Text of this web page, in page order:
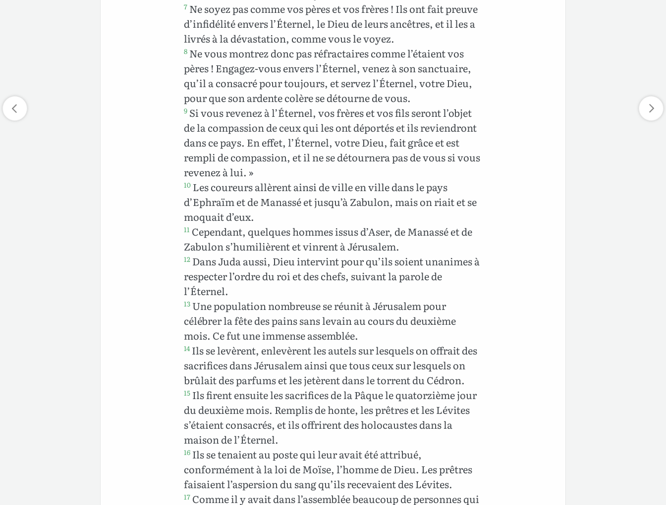
7 Ne soyez pas comme vos pères et vos frères ! Ils ont fait preuve
d’infidélité envers l’Éternel, le Dieu de leurs ancêtres, et il les a
livrés à la dévastation, comme vous le voyez.
8 Ne vous montrez donc pas réfractaires comme l’étaient vos
pères ! Engagez-vous envers l’Éternel, venez à son sanctuaire,
qu’il a consacré pour toujours, et servez l’Éternel, votre Dieu,
pour que son ardente colère se détourne de vous.
9 Si vous revenez à l’Éternel, vos frères et vos fils seront l’objet
de la compassion de ceux qui les ont déportés et ils reviendront
dans ce pays. En effet, l’Éternel, votre Dieu, fait grâce et est
rempli de compassion, et il ne se détournera pas de vous si vous
revenez à lui. »
10 Les coureurs allèrent ainsi de ville en ville dans le pays
d’Ephraïm et de Manassé et jusqu’à Zabulon, mais on riait et se
moquait d’eux.
11 Cependant, quelques hommes issus d’Aser, de Manassé et de
Zabulon s’humilièrent et vinrent à Jérusalem.
12 Dans Juda aussi, Dieu intervint pour qu’ils soient unanimes à
respecter l’ordre du roi et des chefs, suivant la parole de
l’Éternel.
13 Une population nombreuse se réunit à Jérusalem pour
célébrer la fête des pains sans levain au cours du deuxième
mois. Ce fut une immense assemblée.
14 Ils se levèrent, enlevèrent les autels sur lesquels on offrait des
sacrifices dans Jérusalem ainsi que tous ceux sur lesquels on
brûlait des parfums et les jetèrent dans le torrent du Cédron.
15 Ils firent ensuite les sacrifices de la Pâque le quatorzième jour
du deuxième mois. Remplis de honte, les prêtres et les Lévites
s’étaient consacrés, et ils offrirent des holocaustes dans la
maison de l’Éternel.
16 Ils se tenaient au poste qui leur avait été attribué,
conformément à la loi de Moïse, l’homme de Dieu. Les prêtres
faisaient l’aspersion du sang qu’ils recevaient des Lévites.
17 Comme il y avait dans l’assemblée beaucoup de personnes qui